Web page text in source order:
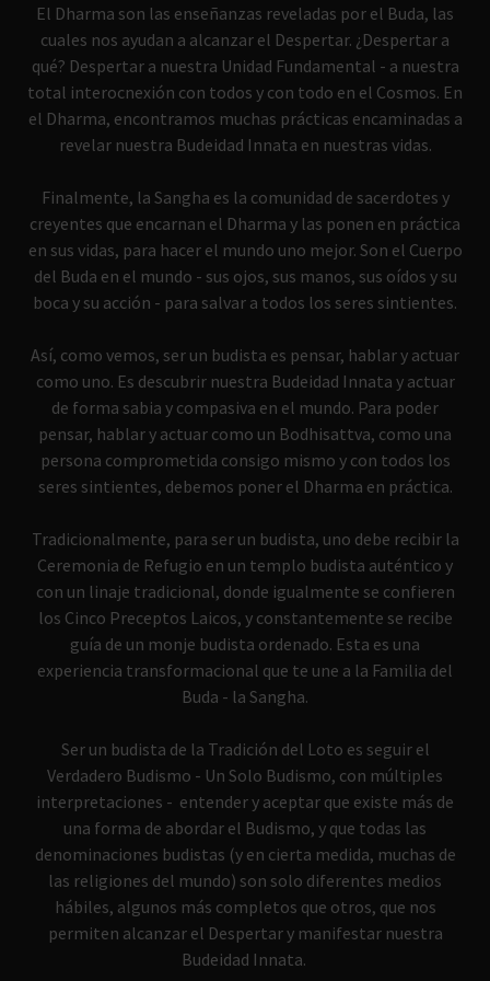
El Dharma son las enseñanzas reveladas por el Buda, las
cuales nos ayudan a alcanzar el Despertar. ¿Despertar a
qué? Despertar a nuestra Unidad Fundamental - a nuestra
total interocnexión con todos y con todo en el Cosmos. En
el Dharma, encontramos muchas prácticas encaminadas a
revelar nuestra Budeidad Innata en nuestras vidas.
Finalmente, la Sangha es la comunidad de sacerdotes y
creyentes que encarnan el Dharma y las ponen en práctica
en sus vidas, para hacer el mundo uno mejor. Son el Cuerpo
del Buda en el mundo - sus ojos, sus manos, sus oídos y su
boca y su acción - para salvar a todos los seres sintientes.
Así, como vemos, ser un budista es pensar, hablar y actuar
como uno. Es descubrir nuestra Budeidad Innata y actuar
de forma sabia y compasiva en el mundo. Para poder
pensar, hablar y actuar como un Bodhisattva, como una
persona comprometida consigo mismo y con todos los
seres sintientes, debemos poner el Dharma en práctica.
Tradicionalmente, para ser un budista, uno debe recibir la
Ceremonia de Refugio en un templo budista auténtico y
con un linaje tradicional, donde igualmente se confieren
los Cinco Preceptos Laicos, y constantemente se recibe
guía de un monje budista ordenado. Esta es una
experiencia transformacional que te une a la Familia del
Buda - la Sangha.
Ser un budista de la Tradición del Loto es seguir el
Verdadero Budismo - Un Solo Budismo, con múltiples
interpretaciones - entender y aceptar que existe más de
una forma de abordar el Budismo, y que todas las
denominaciones budistas (y en cierta medida, muchas de
las religiones del mundo) son solo diferentes medios
hábiles, algunos más completos que otros, que nos
permiten alcanzar el Despertar y manifestar nuestra
Budeidad Innata.